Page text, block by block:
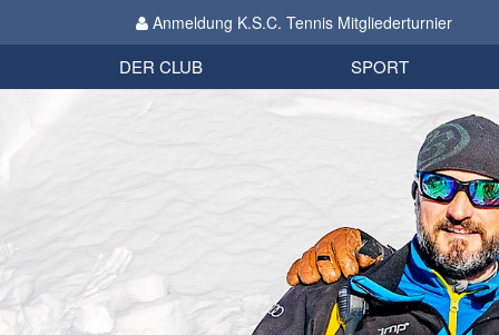
Anmeldung K.S.C. Tennis Mitgliederturnier
DER CLUB
Organisation
SPORT
Biathlon
Datenschutzverordnung 2018
Impressum